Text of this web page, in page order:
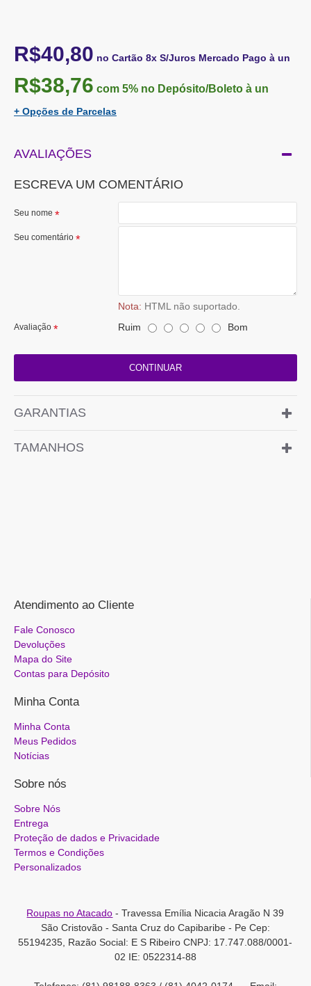
R$40,80 no Cartão 8x S/Juros Mercado Pago à un
R$38,76 com 5% no Depósito/Boleto à un
+ Opções de Parcelas
AVALIAÇÕES
ESCREVA UM COMENTÁRIO
Seu nome
Seu comentário
Nota: HTML não suportado.
Avaliação Ruim Bom
CONTINUAR
GARANTIAS
TAMANHOS
Atendimento ao Cliente
Fale Conosco
Devoluções
Mapa do Site
Contas para Depósito
Minha Conta
Minha Conta
Meus Pedidos
Notícias
Sobre nós
Sobre Nós
Entrega
Proteção de dados e Privacidade
Termos e Condições
Personalizados
Roupas no Atacado - Travessa Emília Nicacia Aragão N 39
São Cristovão - Santa Cruz do Capibaribe - Pe Cep:
55194235, Razão Social: E S Ribeiro CNPJ: 17.747.088/0001-
02 IE: 0522314-88